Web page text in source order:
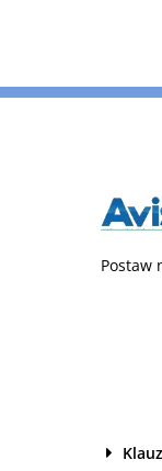
Postaw